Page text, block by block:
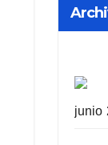
junio